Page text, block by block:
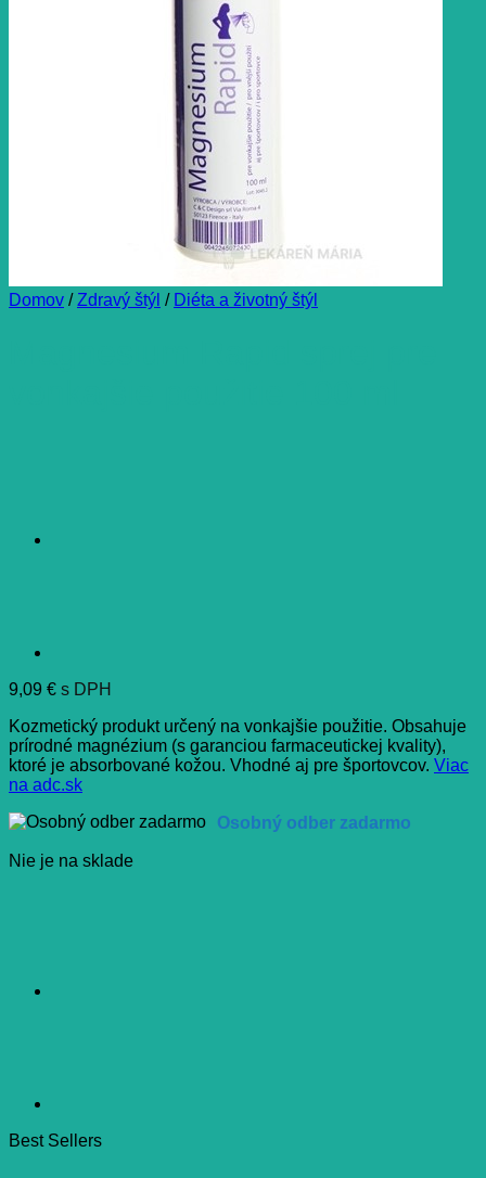
Domov / Zdravý štýl / Diéta a životný štýl
9,09 € s DPH
Kozmetický produkt určený na vonkajšie použitie. Obsahuje
prírodné magnézium (s garanciou farmaceutickej kvality),
ktoré je absorbované kožou. Vhodné aj pre športovcov. Viac
na adc.sk
Osobný odber zadarmo
Nie je na sklade
Best Sellers